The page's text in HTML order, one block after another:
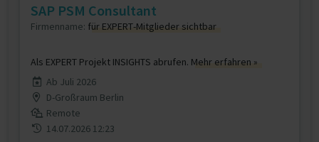
SAP PSM Consultant
Firmenname: für EXPERT-Mitglieder sichtbar
Als EXPERT Projekt INSIGHTS abrufen. Mehr erfahren »
Ab Juli 2026
D-Großraum Berlin
Remote
14.07.2026 12:23